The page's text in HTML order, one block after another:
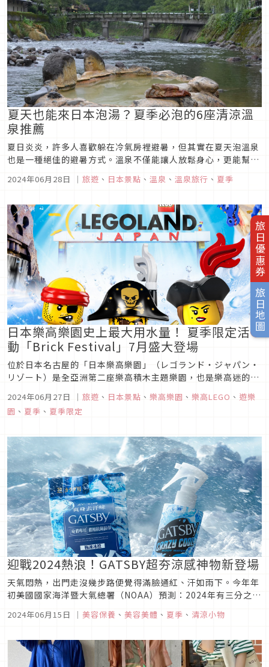
旅日優惠券
旅日地圖
夏天也能來日本泡湯？夏季必泡的6座清涼溫
泉推薦
夏日炎炎，許多人喜歡躲在冷氣房裡避暑，但其實在夏天泡溫泉
也是一種絕佳的避暑方式。溫泉不僅能讓人放鬆身心，更能幫助
能享受泡湯的樂趣。
2024年06月28日 ｜ 旅遊 、 日本景點 、 溫泉 、 溫泉旅行 、 夏季
日本樂高樂園史上最大用水量！ 夏季限定活
動「Brick Festival」7月盛大登場
位於日本名古屋的「日本樂高樂園」（レゴランド・ジャパン・
リゾート）是全亞洲第二座樂高積木主題樂園，也是樂高迷的聖
緻的樂高模型和豐富的限定活動等等，是適合一家同樂的主題樂
園。今年7月13日~9月1日更將迎來樂園史上最大用水量的夏季
2024年06月27日 ｜ 旅遊 、 日本景點 、 樂高樂園 、 樂高LEGO 、 遊樂
園 、 夏季 、 夏季限定
迎戰2024熱浪！GATSBY超夯涼感神物新登場
天氣悶熱，出門走沒幾步路便覺得滿臉通紅、汗如雨下。今年年
初美國國家海洋暨大氣總署（NOAA）預測：2024年有三分之一
的可能性會比2023年更暖，且2024年極高機率躋身有史以來最
熱的5個年分之一。不過近年有許多精彩活動在戶外舉行，舉凡
信是全台...
2024年06月15日 ｜ 美容保養 、 美容美體 、 夏季 、 清涼小物